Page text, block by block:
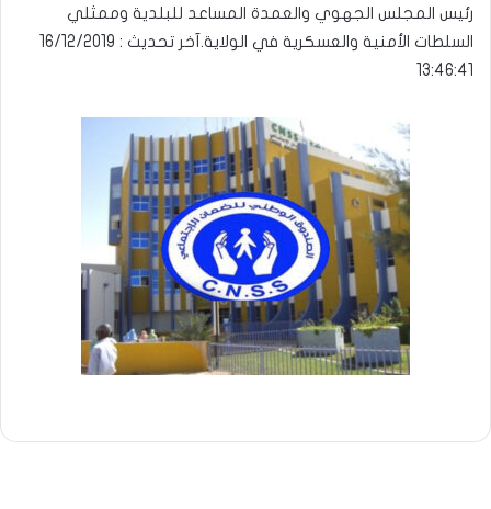
رئيس المجلس الجهوي والعمدة المساعد للبلدية وممثلي
السلطات الأمنية والعسكرية في الولاية.
آخر تحديث : 16/12/2019
13:46:41